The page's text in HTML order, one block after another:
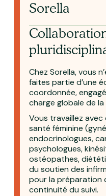
Sorella
Chez Sorella, vous
faites partie d’une
coordonnée,
charge globale de
Vous travaillez avec
santé féminine
endocrinologues,
psychologues,
ostéopathes,
du soutien des
pour la préparation
continuité du suivi.